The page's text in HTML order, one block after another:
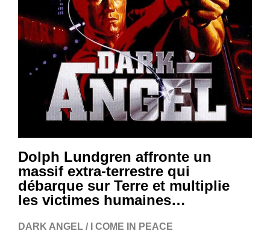
Dolph Lundgren affronte un
massif extra-terrestre qui
débarque sur Terre et multiplie
les victimes humaines…
DARK ANGEL / I COME IN PEACE